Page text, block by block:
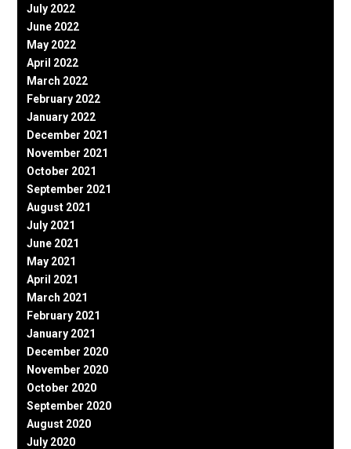
July 2022
June 2022
May 2022
April 2022
March 2022
February 2022
January 2022
December 2021
November 2021
October 2021
September 2021
August 2021
July 2021
June 2021
May 2021
April 2021
March 2021
February 2021
January 2021
December 2020
November 2020
October 2020
September 2020
August 2020
July 2020